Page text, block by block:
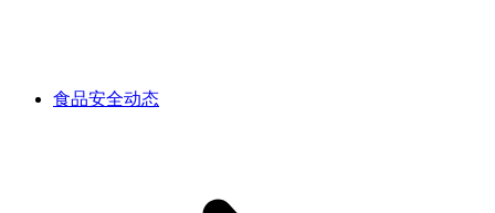
食品安全动态